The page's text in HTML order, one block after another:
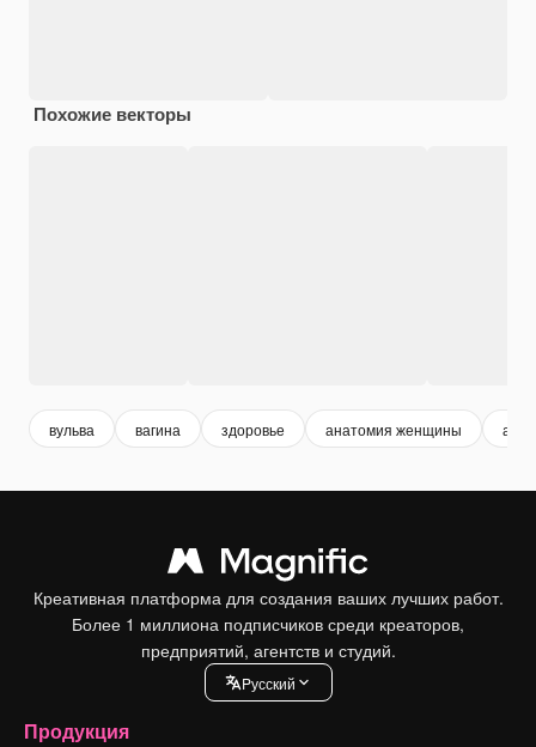
Похожие векторы
вульва вагина здоровье анатомия женщины
Креативная платформа для создания ваших лучших работ.
Более 1 миллиона подписчиков среди креаторов,
предприятий, агентств и студий.
Pусский
Продукция